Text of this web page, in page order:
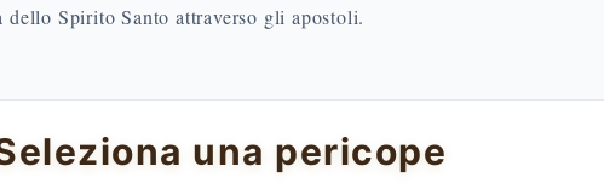
Spirito Santo attraverso gli apostoli.
una pericope